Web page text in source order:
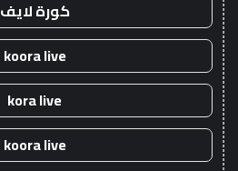
كورة لايف
koora live
kora live
koora live